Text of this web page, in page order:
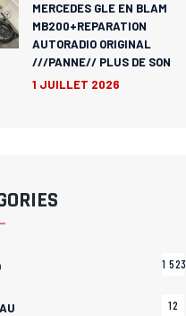
MERCEDES GLE EN BLAM
MB200+REPARATION
AUTORADIO ORIGINAL
///PANNE// PLUS DE SON
1 JUILLET 2026
1 523
12